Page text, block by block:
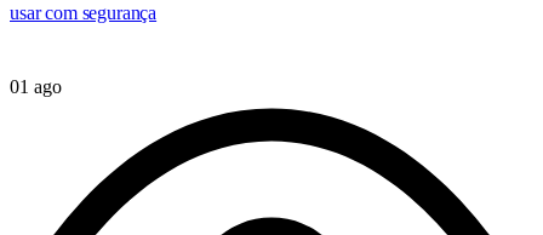
usar com segurança
01 ago